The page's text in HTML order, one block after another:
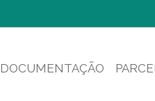
DOCUMENTAÇÃO